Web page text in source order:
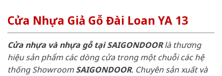
Cửa Nhựa Giả Gỗ Đài Loan YA 13
Cửa nhựa và nhựa gỗ tại SAIGONDOORlà thương
hiệu sản phẩm các dòng cửa trong một chuỗi các hệ
thống ShowroomSAIGONDOOR. Chuyên sản xuất và